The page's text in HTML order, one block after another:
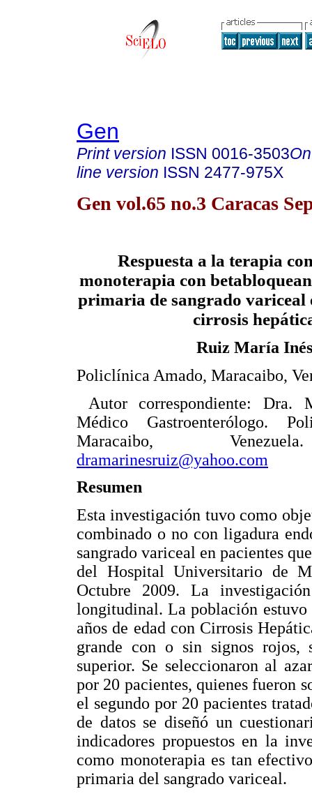
Gen
Print version ISSN 0016-3503
line version ISSN 2477-975X
Gen vol.65 no.3 Caracas
Respuesta a la terapia
monoterapia con
primaria de sangrado variceal
cirrosis
Ruiz María Inés
Policlínica Amado, Maracaibo,
Autor correspondiente: Dra.
Médico Gastroenterólogo.
Maracaibo,
dramarinesruiz@yahoo.com
Resumen
Esta investigación tuvo como
combinado o no con ligadura
sangrado variceal en pacientes
del Hospital Universitario de
Octubre 2009. La
longitudinal. La población
años de edad con Cirrosis
grande con o sin signos rojos,
superior. Se seleccionaron al
por 20 pacientes, quienes fueron
el segundo por 20 pacientes
de datos se diseñó un
indicadores propuestos en la
como monoterapia es tan
primaria del sangrado variceal.